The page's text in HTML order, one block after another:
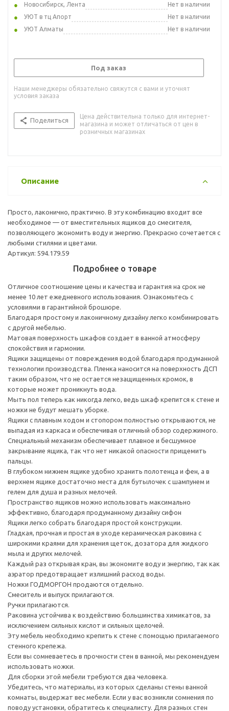
Новосибирск, Лента
Нет в наличии
УЮТ в тц Апорт
Нет в наличии
УЮТ Алматы
Нет в наличии
Под заказ
Наши менеджеры обязательно свяжутся с вами и уточнят
условия заказа
Поделиться
Цена действительна только для интернет-
магазина и может отличаться от цен в
розничных магазинах
Описание
Просто, лаконично, практично. В эту комбинацию входит все
необходимое — от вместительных ящиков до смесителя,
позволяющего экономить воду и энергию. Прекрасно сочетается с
любыми стилями и цветами.
Артикул: 594.179.59
Подробнее о товаре
Отличное соотношение цены и качества и гарантия на срок не
менее 10 лет ежедневного использования. Ознакомьтесь с
условиями в гарантийной брошюре.
Благодаря простому и лаконичному дизайну легко комбинировать
с другой мебелью.
Матовая поверхность шкафов создает в ванной атмосферу
спокойствия и гармонии.
Ящики защищены от повреждения водой благодаря продуманной
технологии производства. Пленка наносится на поверхность ДСП
таким образом, что не остается незащищенных кромок, в
которые может проникнуть вода.
Мыть пол теперь как никогда легко, ведь шкаф крепится к стене и
ножки не будут мешать уборке.
Ящики с плавным ходом и стопором полностью открываются, не
выпадая из каркаса и обеспечивая отличный обзор содержимого.
Специальный механизм обеспечивает плавное и бесшумное
закрывание ящика, так что нет никакой опасности прищемить
пальцы.
В глубоком нижнем ящике удобно хранить полотенца и фен, а в
верхнем ящике достаточно места для бутылочек с шампунем и
гелем для душа и разных мелочей.
Пространство ящиков можно использовать максимально
эффективно, благодаря продуманному дизайну сифон
Ящики легко собрать благодаря простой конструкции.
Гладкая, прочная и простая в уходе керамическая раковина с
широкими краями для хранения щеток, дозатора для жидкого
мыла и других мелочей.
Каждый раз открывая кран, вы экономите воду и энергию, так как
аэратор предотвращает излишний расход воды.
Ножки ГОДМОРГОН продаются отдельно.
Смеситель и выпуск прилагаются.
Ручки прилагаются.
Раковина устойчива к воздействию большинства химикатов, за
исключением сильных кислот и сильных щелочей.
Эту мебель необходимо крепить к стене с помощью прилагаемого
стенного крепежа.
Если вы сомневаетесь в прочности стен в ванной, мы рекомендуем
использовать ножки.
Для сборки этой мебели требуются два человека.
Убедитесь, что материалы, из которых сделаны стены ванной
комнаты, выдержат вес мебели. Если у вас возникли сомнения по
поводу установки, обратитесь к специалисту. Для разных стен